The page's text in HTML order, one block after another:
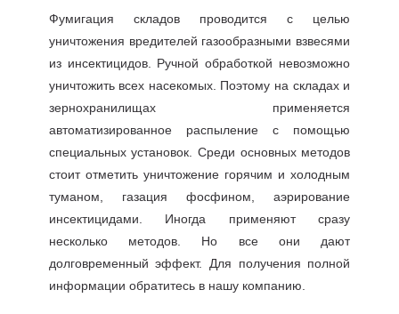
Фумигация складов проводится с целью
уничтожения вредителей газообразными взвесями
из инсектицидов. Ручной обработкой невозможно
уничтожить всех насекомых. Поэтому на складах и
зернохранилищах применяется
автоматизированное распыление с помощью
специальных установок. Среди основных методов
стоит отметить уничтожение горячим и холодным
туманом, газация фосфином, аэрирование
инсектицидами. Иногда применяют сразу
несколько методов. Но все они дают
долговременный эффект. Для получения полной
информации обратитесь в нашу компанию.